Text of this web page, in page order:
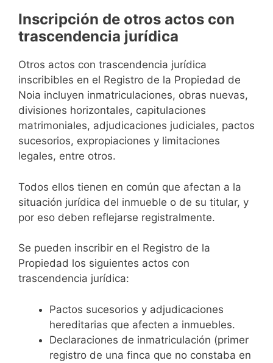
Inscripción de otros actos con
trascendencia jurídica
Otros actos con trascendencia jurídica
inscribibles en el Registro de la Propiedad de
Noia incluyen inmatriculaciones, obras nuevas,
divisiones horizontales, capitulaciones
matrimoniales, adjudicaciones judiciales, pactos
sucesorios, expropiaciones y limitaciones
legales, entre otros.
Todos ellos tienen en común que afectan a la
situación jurídica del inmueble o de su titular, y
por eso deben reflejarse registralmente.
Se pueden inscribir en el Registro de la
Propiedad los siguientes actos con
trascendencia jurídica:
Pactos sucesorios y adjudicaciones
hereditarias que afecten a inmuebles.
Declaraciones de inmatriculación (primer
registro de una finca que no constaba en